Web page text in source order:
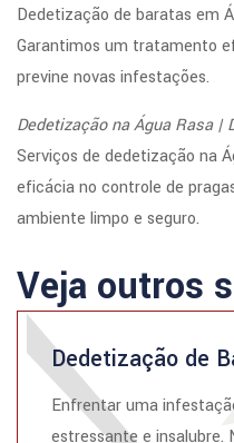
Dedetização de baratas em
Garantimos um tratamento
previne novas infestações.
Dedetização na Água Rasa |
Serviços de dedetização na
eficácia no controle de
ambiente limpo e seguro.
Veja outros
Dedetização de
Enfrentar uma
estressante e insalubre.